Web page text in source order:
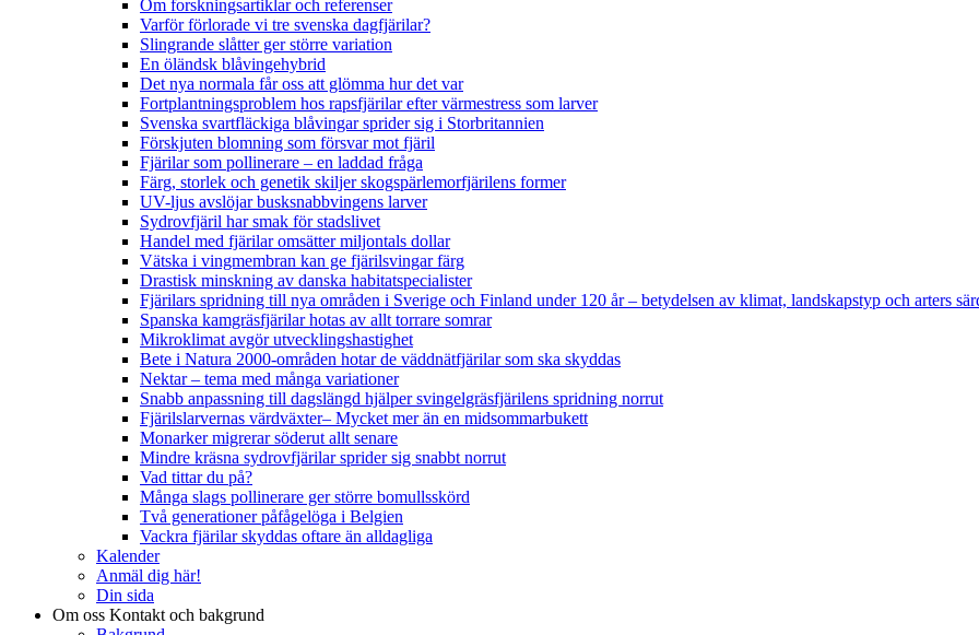
Om forskningsartiklar och referenser
Varför förlorade vi tre svenska dagfjärilar?
Slingrande slåtter ger större variation
En öländsk blåvingehybrid
Det nya normala får oss att glömma hur det var
Fortplantningsproblem hos rapsfjärilar efter värmestress som larver
Svenska svartfläckiga blåvingar sprider sig i Storbritannien
Förskjuten blomning som försvar mot fjäril
Fjärilar som pollinerare – en laddad fråga
Färg, storlek och genetik skiljer skogspärlemorfjärilens former
UV-ljus avslöjar busksnabbvingens larver
Sydrovfjäril har smak för stadslivet
Handel med fjärilar omsätter miljontals dollar
Vätska i vingmembran kan ge fjärilsvingar färg
Drastisk minskning av danska habitatspecialister
Fjärilars spridning till nya områden i Sverige och Finland under 120 år– betydelsen av klimat, landskapstyp och arters
Spanska kamgräsfjärilar hotas av allt torrare somrar
Mikroklimat avgör utvecklingshastighet
Bete i Natura 2000-områden hotar de väddnätfjärilar som ska skyddas
Nektar – tema med många variationer
Snabb anpassning till dagslängd hjälper svingelgräsfjärilens spridning norrut
Fjärilslarvernas värdväxter– Mycket mer än en midsommarbukett
Monarker migrerar söderut allt senare
Mindre kräsna sydrovfjärilar sprider sig snabbt norrut
Vad tittar du på?
Många slags pollinerare ger större bomullsskörd
Två generationer påfågelöga i Belgien
Vackra fjärilar skyddas oftare än alldagliga
Kalender
Anmäl dig här!
Din sida
Om oss Kontakt och bakgrund